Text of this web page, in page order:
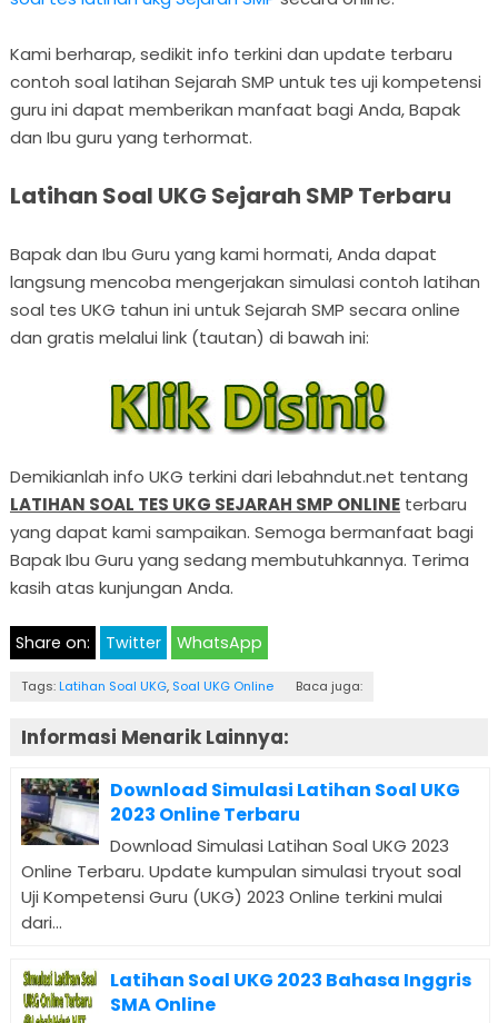
Kami berharap, sedikit info terkini dan update terbaru
contoh soal latihan Sejarah SMP untuk tes uji kompetensi
guru ini dapat memberikan manfaat bagi Anda, Bapak
dan Ibu guru yang terhormat.
Latihan Soal UKG Sejarah SMP Terbaru
Bapak dan Ibu Guru yang kami hormati, Anda dapat
langsung mencoba mengerjakan simulasi contoh latihan
soal tes UKG tahun ini untuk Sejarah SMP secara online
dan gratis melalui link (tautan) di bawah ini:
Demikianlah info UKG terkini dari lebahndut.net tentang
LATIHAN SOAL TES UKG SEJARAH SMP ONLINEterbaru
yang dapat kami sampaikan. Semoga bermanfaat bagi
Bapak Ibu Guru yang sedang membutuhkannya. Terima
kasih atas kunjungan Anda.
Share on: Twitter WhatsApp
Tags: Latihan Soal UKG, Soal UKG Online Baca juga:
Informasi Menarik Lainnya:
Download Simulasi Latihan Soal UKG
2023 Online Terbaru
Download Simulasi Latihan Soal UKG 2023
Online Terbaru. Update kumpulan simulasi tryout soal
Uji Kompetensi Guru (UKG) 2023 Online terkini mulai
dari...
Latihan Soal UKG 2023 Bahasa Inggris
SMA Online